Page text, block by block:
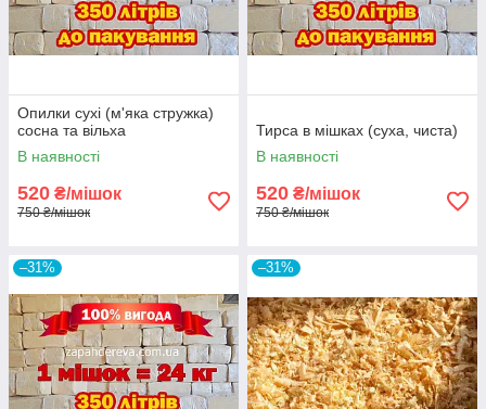
Опилки сухі (м'яка стружка)
сосна та вільха
В наявності
520 ₴/мішок
750 ₴/мішок
Тирса в мішках (суха, чиста)
В наявності
520 ₴/мішок
750 ₴/мішок
–31% –31%